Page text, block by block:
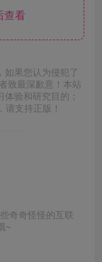
查看
如果您认为侵犯了
致最深歉意！本站
验和研究目的；
支持正版！
奇奇怪怪的互联
~